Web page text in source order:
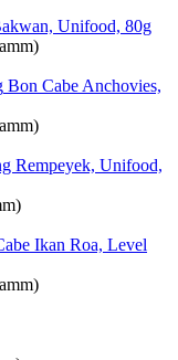
Unifood, 80g
Bon Cabe Anchovies,
Rempeyek, Unifood,
Ikan Roa, Level